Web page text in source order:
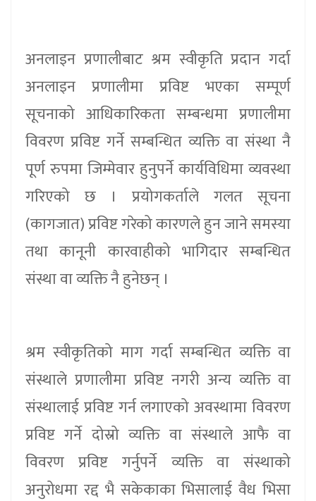
अनलाइन प्रणालीबाट श्रम स्वीकृति प्रदान गर्दा
अनलाइन प्रणालीमा प्रविष्ट भएका सम्पूर्ण
सूचनाको आधिकारिकता सम्बन्धमा प्रणालीमा
विवरण प्रविष्ट गर्ने सम्बन्धित व्यक्ति वा संस्था नै
पूर्ण रुपमा जिम्मेवार हुनुपर्ने कार्यविधिमा व्यवस्था
गरिएको छ । प्रयोगकर्ताले गलत सूचना
(कागजात) प्रविष्ट गरेको कारणले हुन जाने समस्या
तथा कानूनी कारवाहीको भागिदार सम्बन्धित
संस्था वा व्यक्ति नै हुनेछन् ।
श्रम स्वीकृतिको माग गर्दा सम्बन्धित व्यक्ति वा
संस्थाले प्रणालीमा प्रविष्ट नगरी अन्य व्यक्ति वा
संस्थालाई प्रविष्ट गर्न लगाएको अवस्थामा विवरण
प्रविष्ट गर्ने दोस्रो व्यक्ति वा संस्थाले आफै वा
विवरण प्रविष्ट गर्नुपर्ने व्यक्ति वा संस्थाको
अनुरोधमा रद्द भै सकेकाका भिसालाई वैध भिसा